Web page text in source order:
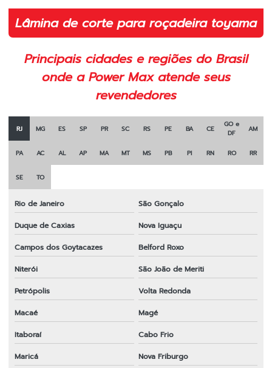
Lâmina 2 pontas para roçadeira 350mm
Lâmina para cortar grama
Lâmina de corte para roçadeira
Lâmina de corte para roçadeira toyama
Lâmina para roçadeira 2 pontas
Lâmina para roçadeira 3 pontas
Lâmina para roçadeira duas pontas
Lâmina para roçadeira furo 1
Lâmina para roçadeira furo 20mm
Lâmina de corte para roçadeira toyama
Principais cidades e regiões do Brasil
onde a Power Max atende seus
revendedores
RJ MG ES SP PR SC RS PE BA CE
GO e
DF
AM
PA AC AL AP MA MT MS PB PI RN RO RR
SE TO
Rio de Janeiro
São Gonçalo
Duque de Caxias
Nova Iguaçu
Campos dos Goytacazes
Belford Roxo
Niterói
São João de Meriti
Petrópolis
Volta Redonda
Macaé
Magé
Itaboraí
Cabo Frio
Maricá
Nova Friburgo